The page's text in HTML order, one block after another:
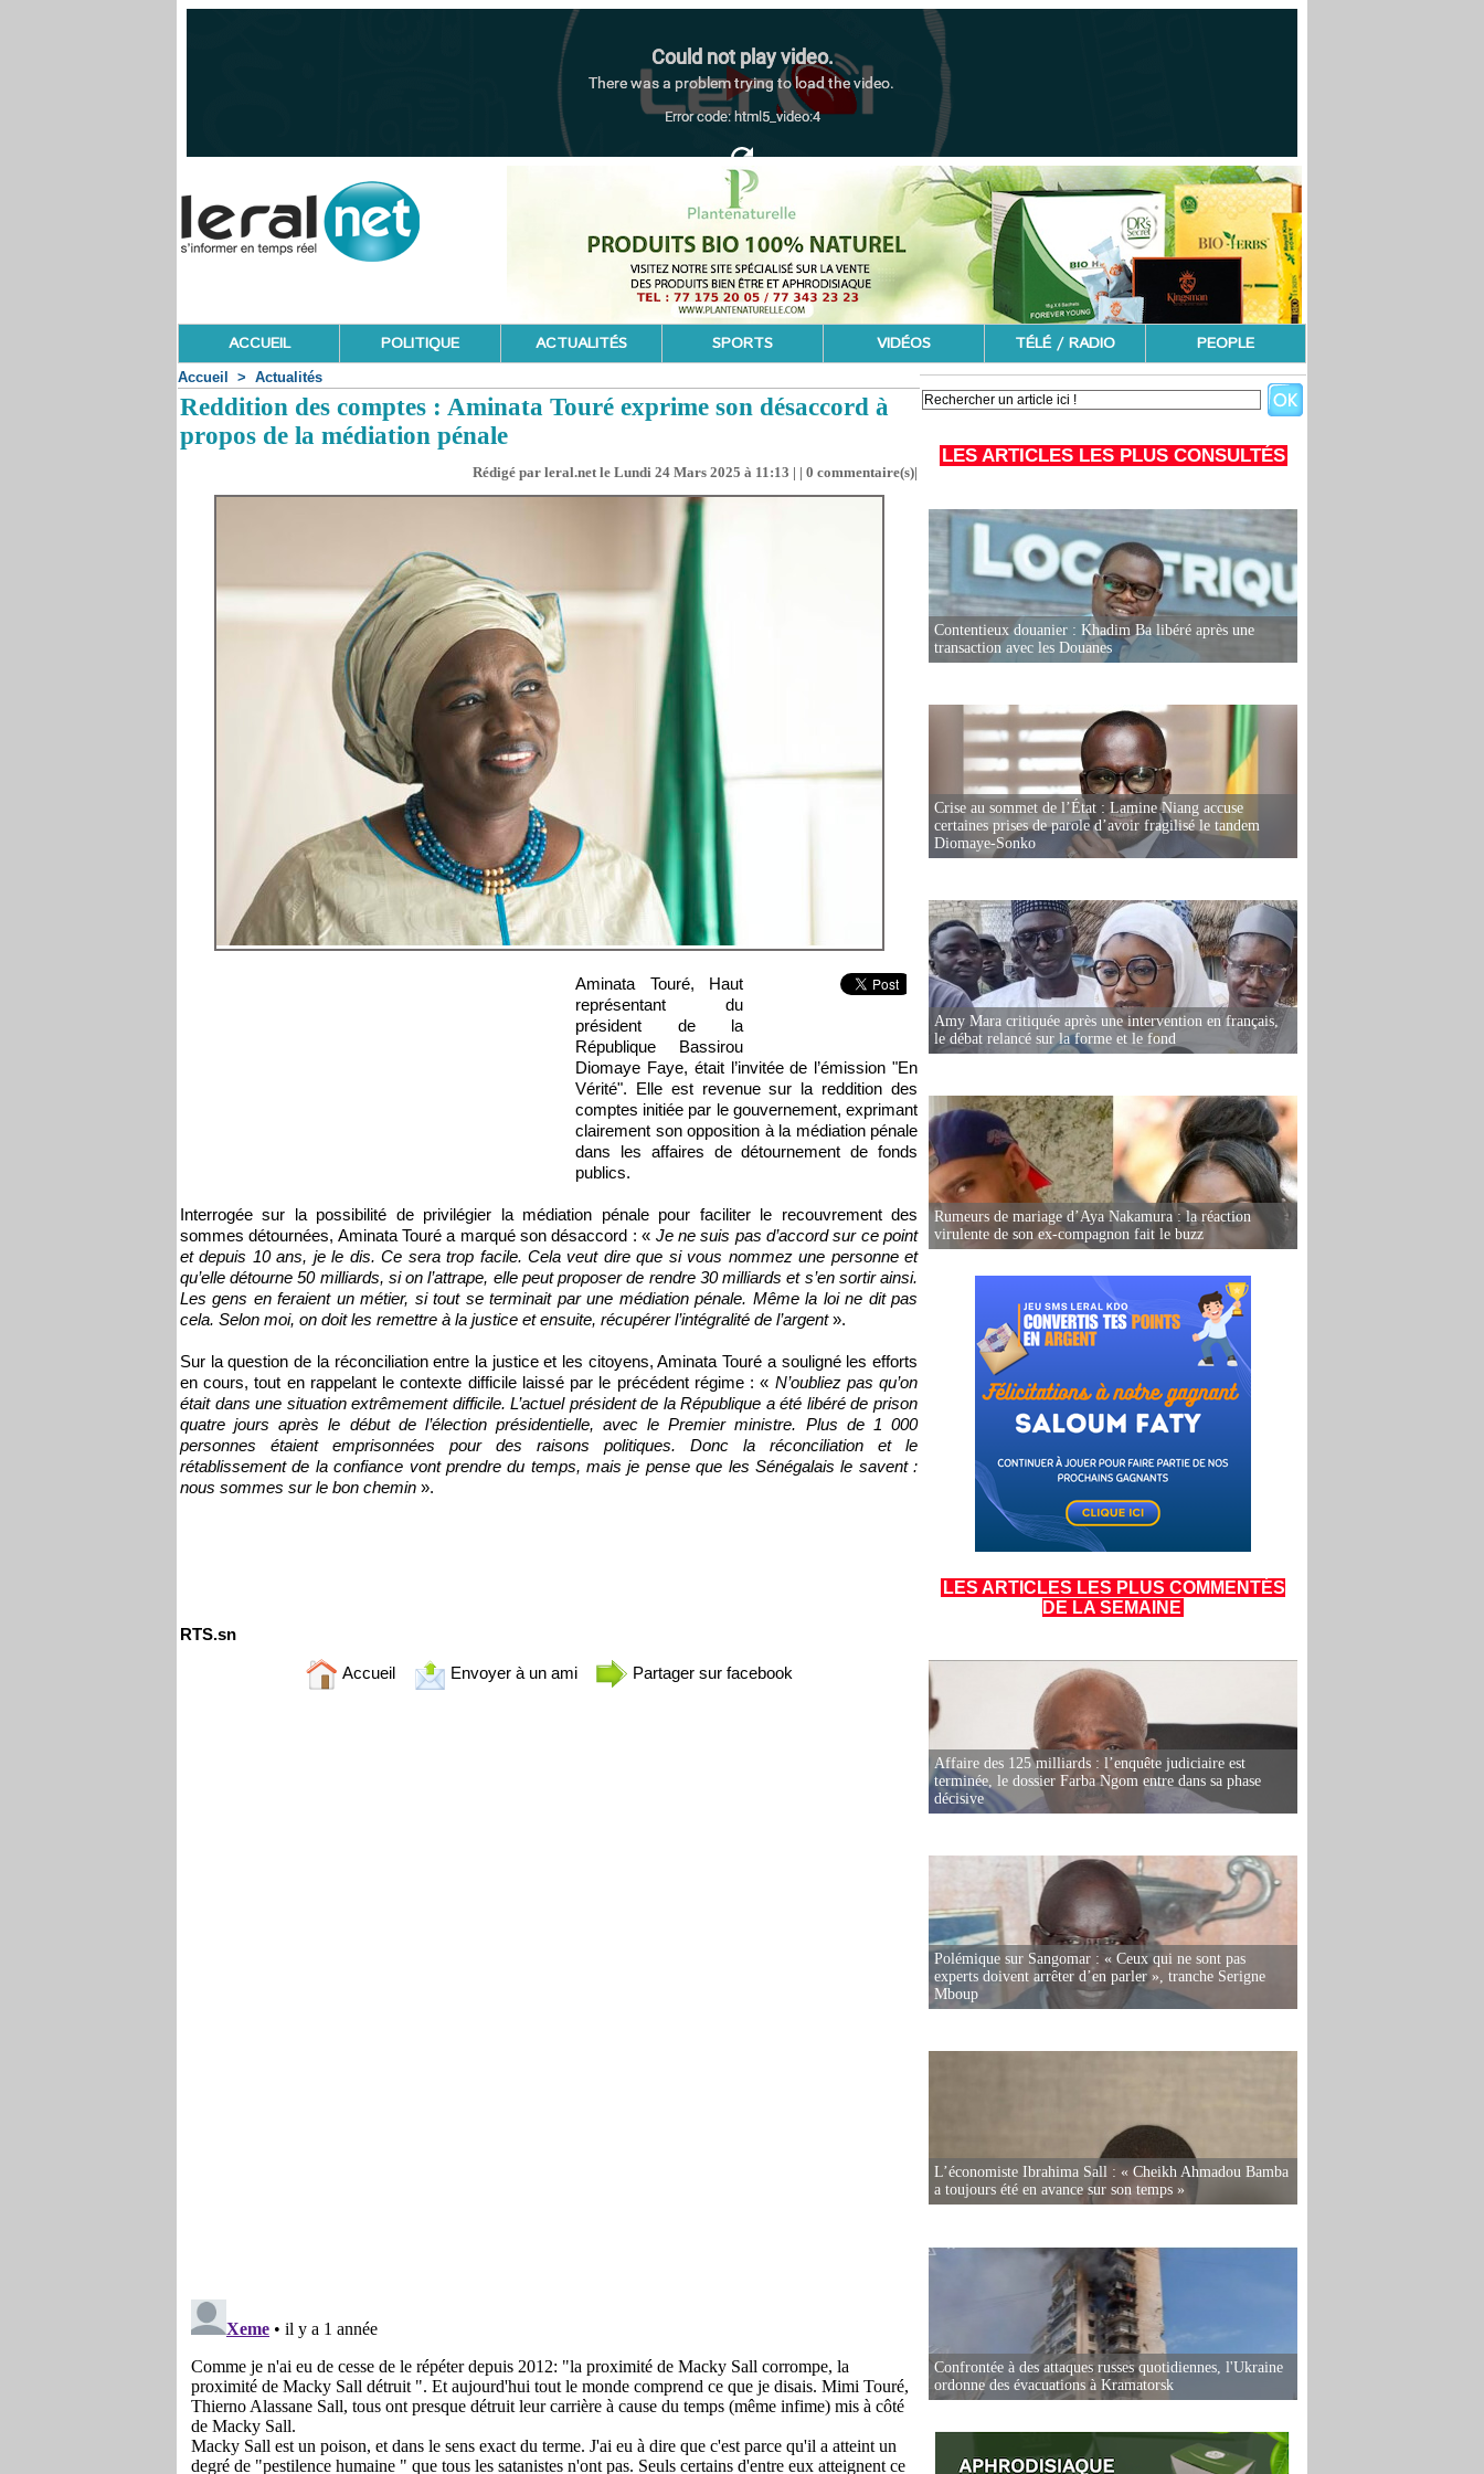
ACCUEIL POLITIQUE ACTUALITÉS SPORTS VIDÉOS TÉLÉ / RADIO PEOPLE
Accueil > Actualités
Reddition des comptes : Aminata Touré exprime son désaccord à
propos de la médiation pénale
Rédigé par leral.net le Lundi 24 Mars 2025 à 11:13 | | 0 commentaire(s)|
Aminata Touré, Haut
représentant du
président de la
République Bassirou
Diomaye Faye, était l’invitée de l’émission "En
Vérité". Elle est revenue sur la reddition des
comptes initiée par le gouvernement, exprimant
clairement son opposition à la médiation pénale
dans les affaires de détournement de fonds
publics.
Interrogée sur la possibilité de privilégier la médiation pénale pour faciliter le recouvrement des
sommes détournées, Aminata Touré a marqué son désaccord : « Je ne suis pas d’accord sur ce point
et depuis 10 ans, je le dis. Ce sera trop facile. Cela veut dire que si vous nommez une personne et
qu’elle détourne 50 milliards, si on l’attrape, elle peut proposer de rendre 30 milliards et s’en sortir ainsi.
Les gens en feraient un métier, si tout se terminait par une médiation pénale. Même la loi ne dit pas
cela. Selon moi, on doit les remettre à la justice et ensuite, récupérer l’intégralité de l’argent».
Sur la question de la réconciliation entre la justice et les citoyens, Aminata Touré a souligné les efforts
en cours, tout en rappelant le contexte difficile laissé par le précédent régime : « N’oubliez pas qu’on
était dans une situation extrêmement difficile. L’actuel président de la République a été libéré de prison
quatre jours après le début de l’élection présidentielle, avec le Premier ministre. Plus de 1 000
personnes étaient emprisonnées pour des raisons politiques. Donc la réconciliation et le
rétablissement de la confiance vont prendre du temps, mais je pense que les Sénégalais le savent :
nous sommes sur le bon chemin ».
RTS.sn
Accueil Envoyer à un ami Partager sur facebook
LES ARTICLES LES PLUS CONSULTÉS
Contentieux douanier : Khadim Ba libéré après une
transaction avec les Douanes
Crise au sommet de l’État : Lamine Niang accuse
certaines prises de parole d’avoir fragilisé le tandem
Diomaye-Sonko
Amy Mara critiquée après une intervention en français,
le débat relancé sur la forme et le fond
Rumeurs de mariage d’Aya Nakamura : la réaction
virulente de son ex-compagnon fait le buzz
LES ARTICLES LES PLUS COMMENTÉS
DE LA SEMAINE
Affaire des 125 milliards : l’enquête judiciaire est
terminée, le dossier Farba Ngom entre dans sa phase
décisive
Polémique sur Sangomar : « Ceux qui ne sont pas
experts doivent arrêter d’en parler », tranche Serigne
Mboup
L’économiste Ibrahima Sall : « Cheikh Ahmadou Bamba
a toujours été en avance sur son temps »
Confrontée à des attaques russes quotidiennes, l'Ukraine
ordonne des évacuations à Kramatorsk